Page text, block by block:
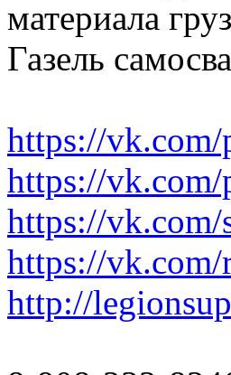
материала
Газель
https://vk.com/
https://
https://vk.com/
https://vk.com/
http://